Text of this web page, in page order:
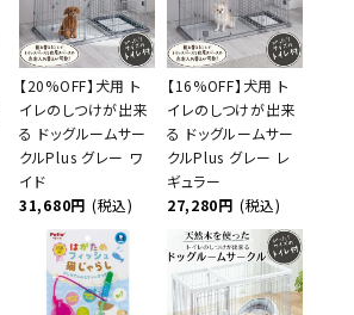
【20%OFF】犬用 ト
イレのしつけが出来
る ドッグルームサー
クルPlus グレー ワ
イド
31,680円 (税込)
【16%OFF】犬用 ト
イレのしつけが出来
る ドッグルームサー
クルPlus グレー レ
ギュラー
27,280円 (税込)